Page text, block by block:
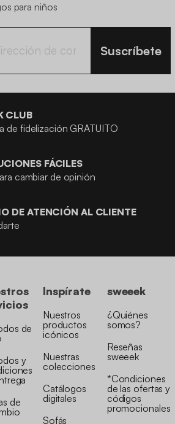
para niños
Suscríbete
CLUB
de fidelización GRATUITO
FÁCILES
cambiar de opinión
DE ATENCIÓN AL CLIENTE
de
y
de
Inspírate
Nuestros
productos
icónicos
Nuestras
colecciones
Catálogos
digitales
Sofás
sweeek
¿Quiénes
somos?
Reseñas
sweeek
*Condiciones
de las ofertas y
códigos
promocionales